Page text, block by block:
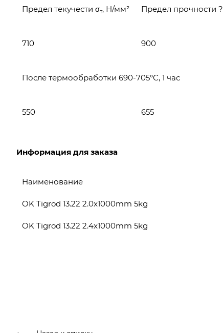
Предел текучести σт, Н/мм² Предел прочности ?
710 900
После термообработки 690-705°С, 1 час
550 655
Информация для заказа
Наименование
OK Tigrod 13.22 2.0x1000mm 5kg
OK Tigrod 13.22 2.4x1000mm 5kg